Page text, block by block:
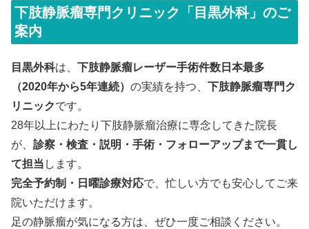
下肢静脈瘤専門クリニック「目黒外科」のご
案内
目黒外科は、 下肢静脈瘤レーザー手術件数日本最多
（2020年から5年連続） の実績を持つ、 下肢静脈瘤専門ク
リニックです。
28年以上にわたり下肢静脈瘤治療に専念してきた院長
が、 診察・検査・説明・手術・フォローアップまで一貫し
て担当 します。
完全予約制・日曜診療対応で、忙しい方でも安心してご来
院いただけます。
足の静脈瘤が気になる方は、ぜひ一度ご相談ください。